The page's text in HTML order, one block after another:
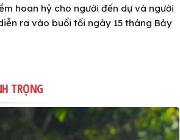
hoan hỷ cho người đến dự và người
ra vào buổi tối ngày 15 tháng Bảy
TRỌNG